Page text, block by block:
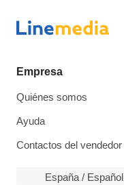
Empresa
Quiénes somos
Ayuda
Contactos del vendedor
España / Español